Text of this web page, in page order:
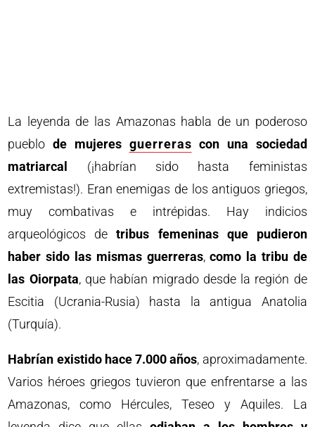
La leyenda de las Amazonas habla de un poderoso
pueblo de mujeres guerreras con una sociedad
matriarcal
(¡habrían sido hasta feministas
extremistas!). Eran enemigas de los antiguos griegos,
muy combativas e intrépidas. Hay indicios
arqueológicos detribus femeninas que pudieron
haber sido las mismas guerreras,como la tribu de
las Oiorpata, que habían migrado desde la región de
Escitia (Ucrania-Rusia) hasta la antigua Anatolia
(Turquía).
Habrían existido hace 7.000 años, aproximadamente.
Varios héroes griegos tuvieron que enfrentarse a las
Amazonas, como Hércules, Teseo y Aquiles. La